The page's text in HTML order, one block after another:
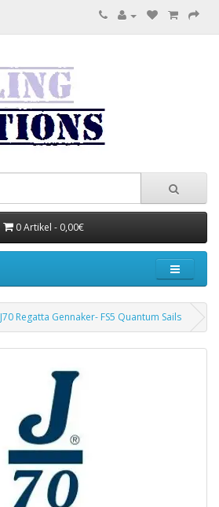
0 Artikel - 0,00€
J70 Regatta Gennaker- FS5 Quantum Sails